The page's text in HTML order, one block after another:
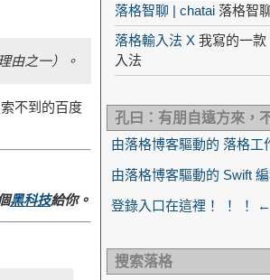
由之一）。
不到的百度
黑科技給你。
落格智聊 | chatai 落格智
落格輸入法 X 我寫的一
入法
孔曰：有朋自遠方來，
由落格博客驅動的 落格工
由落格博客驅動的 Swift
登錄入口在這裡！ ！ ！ ←
搜索落格